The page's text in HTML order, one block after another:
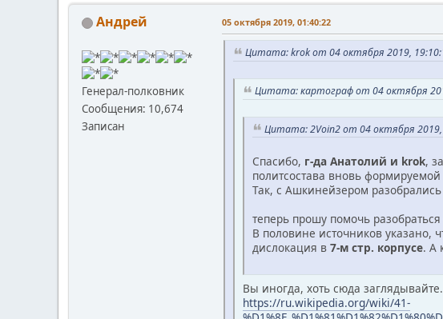
Андрей
Генерал-полковник
Сообщения: 10,674
Записан
05 октября 2019, 01:40:22
Цитата: krok от 04 октября 2019,
Цитата: картограф от 04 октября
Цитата: 2Voin2 от 04 октября 2019,
Спасибо, г-да Анатолий и krok,
политсостава вновь формируемой
Так, с Ашкинейзером разобрались
теперь прошу помочь разобраться
В половине источников указано,
дислокация в 7-м стр. корпусе. А
Вы иногда, хоть сюда
https://ru.wikipedia.org/wiki/41-